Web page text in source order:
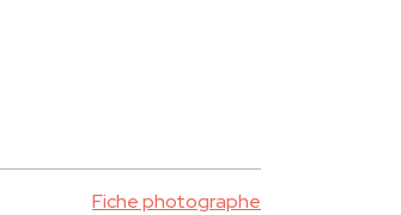
Fiche photographe